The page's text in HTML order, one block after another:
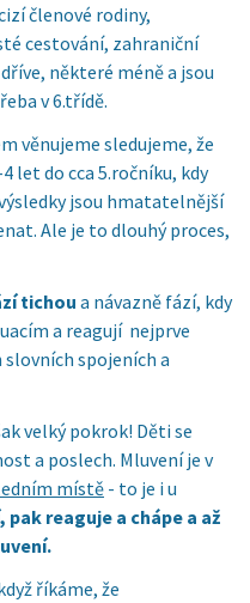
členové rodiny,
cestování, zahraniční
některé méně a jsou
v 6.třídě.
věnujeme sledujeme, že
let do cca 5.ročníku, kdy
jsou hmatatelnější
Ale je to dlouhý proces,
tichou a návazně fází, kdy
a reagují nejprve
spojeních a
velký pokrok! Děti se
a poslech. Mluvení je v
místě - to je i u
reaguje a chápe a až
říkáme, že